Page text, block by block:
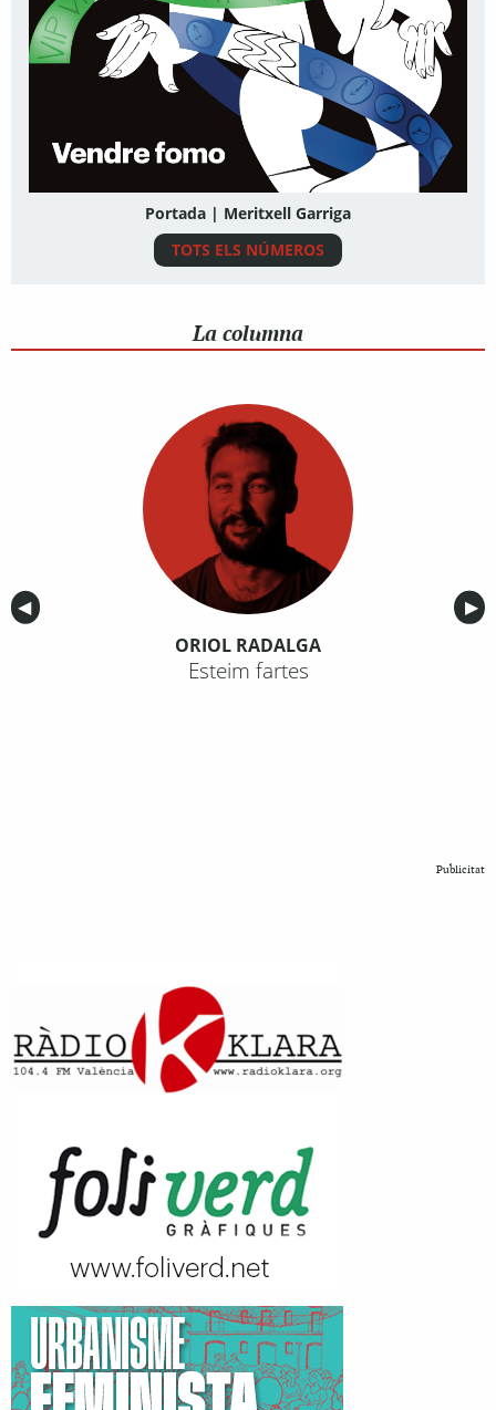
Portada | Meritxell Garriga
TOTS ELS NÚMEROS
La columna
Anterior
◀︎ ▶︎
ORIOL RADALGA
Esteim fartes
Publicitat